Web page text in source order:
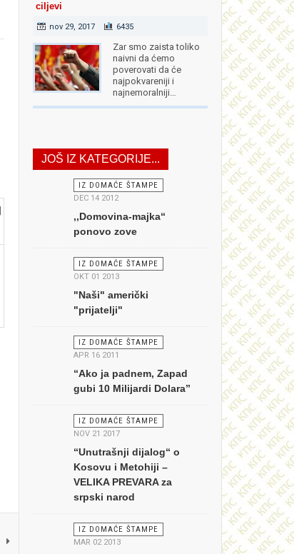
ciljevi
nov 29, 2017 6435
Zar smo zaista toliko
naivni da ćemo
poverovati da će
najpokvareniji i
najnemoralniji…
JOŠ IZ KATEGORIJE...
IZ DOMAĆE ŠTAMPE
DEC 14 2012
,,Domovina-majka“
ponovo zove
IZ DOMAĆE ŠTAMPE
OKT 01 2013
"Naši" američki
"prijatelji"
IZ DOMAĆE ŠTAMPE
APR 16 2011
“Ako ja padnem, Zapad
gubi 10 Milijardi Dolara”
IZ DOMAĆE ŠTAMPE
NOV 21 2017
“Unutrašnji dijalog“ o
Kosovu i Metohiji –
VELIKA PREVARA za
srpski narod
IZ DOMAĆE ŠTAMPE
MAR 02 2013